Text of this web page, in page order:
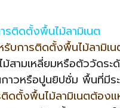
ติดตั้งพื้นไม้ลามิเนต
รับการติดตั้งพื้นไม้ลามิเน
สามเหลี่ยมหรือตัววัดร
าวหรือปูนยิปซั่ม พื้นที่มีร
ดตั้งพื้นไม้ลามิเนตต้อง